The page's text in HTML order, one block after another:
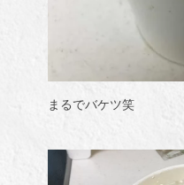
まるでバケツ笑